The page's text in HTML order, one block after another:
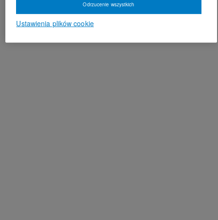
Ustawienia plików cookie
Odrzucenie wszystkich